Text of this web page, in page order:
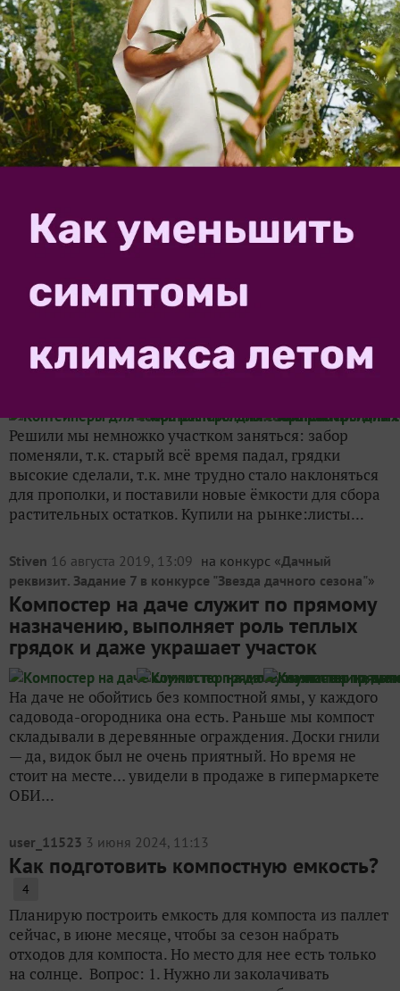
2
Как приготовить ящик для компоста?
olgabbb 1 июня 2014, 20:00 в личный журнал
Спасибо за идею!
Садовый компост — бесплатное и в то же время самое
знали, но как правильно получить это удобрение мы
не знали. На сайте увидела несколько идей садовых
компостеров. Одно фото вдохновило моего мужа и
Контейнеры для сбора растительных
Решили мы немножко участком заняться: забор
поменяли, т.к. старый всё время падал, грядки
высокие сделали, т.к. мне трудно стало наклоняться
для прополки, и поставили новые ёмкости для сбора
растительных остатков. Купили на рынке:листы...
Stiven 16 августа 2019, 13:09 на конкурс «Дачный
реквизит. Задание 7 в конкурсе "Звезда дачного сезона"»
Компостер на даче служит по прямому
назначению, выполняет роль теплых
грядок и даже украшает участок
На даче не обойтись без компостной ямы, у каждого
садовода-огородника она есть. Раньше мы компост
складывали в деревянные ограждения. Доски гнили
— да, видок был не очень приятный. Но время не
стоит на месте… увидели в продаже в гипермаркете
ОБИ...
user_11523 3 июня 2024, 11:13
Как подготовить компостную емкость?
4
Планирую построить емкость для компоста из паллет
сейчас, в июне месяце, чтобы за сезон набрать
отходов для компоста. Но место для нее есть только
на солнце. Вопрос: 1. Нужно ли заколачивать